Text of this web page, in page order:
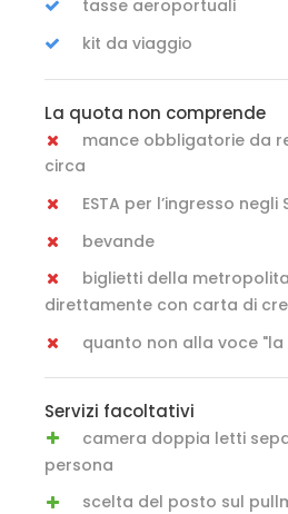
tasse aeroportuali
kit da viaggio
La quota non comprende
mance obbligatorie da
circa
ESTA per l’ingresso
bevande
biglietti della
direttamente con carta di
quanto non alla voce
Servizi facoltativi
camera doppia letti
persona
scelta del posto sul